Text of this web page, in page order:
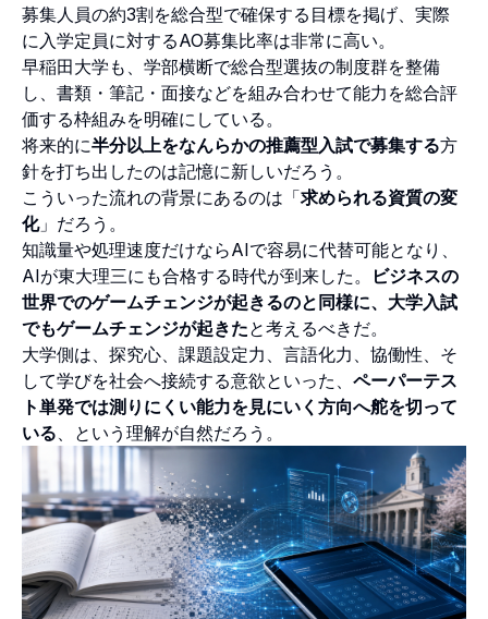
募集人員の約3割を総合型で確保する目標を掲げ、実際
に入学定員に対するAO募集比率は非常に高い。
早稲田大学も、学部横断で総合型選抜の制度群を整備
し、書類・筆記・面接などを組み合わせて能力を総合評
価する枠組みを明確にしている。
将来的に半分以上をなんらかの推薦型入試で募集する方
針を打ち出したのは記憶に新しいだろう。
こういった流れの背景にあるのは「求められる資質の変
化」だろう。
知識量や処理速度だけならAIで容易に代替可能となり、
AIが東大理三にも合格する時代が到来した。
ビジネスの
世界でのゲームチェンジが起きるのと同様に、大学入試
でもゲームチェンジが起きたと考えるべきだ。
大学側は、探究心、課題設定力、言語化力、協働性、そ
して学びを社会へ接続する意欲といった、 ペーパーテス
ト単発では測りにくい能力を見にいく方向へ舵を切って
いる 、という理解が自然だろう。